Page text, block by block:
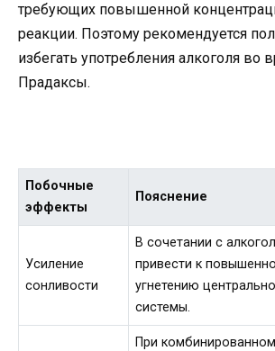
требующих повышенной
реакции. Поэтому рекомендуется
избегать употребления алкоголя во
Прадаксы.
Побочные
эффекты
Пояснение
Усиление
сонливости
В сочетании с
привести к
угнетению
системы.
При